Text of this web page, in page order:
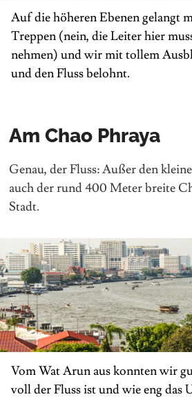
Auf die höheren Ebenen gelangt
Treppen (nein, die Leiter hier
nehmen) und wir mit tollem
und den Fluss belohnt.
Am Chao Phraya
Genau, der Fluss: Außer den
auch der rund 400 Meter breite
Stadt.
Vom Wat Arun aus konnten wir
voll der Fluss ist und wie eng das